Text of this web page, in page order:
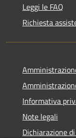
Leggi le FAQ
Richiesta
Informativa
Note legali
Dichiarazione